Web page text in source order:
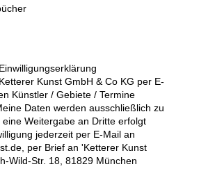
Kunst GmbH & Co KG per E-
Künstler / Gebiete / Termine
Daten werden ausschließlich zu
Weitergabe an Dritte erfolgt
jederzeit per E-Mail an
per Brief an 'Ketterer Kunst
Wild-Str. 18, 81829 München